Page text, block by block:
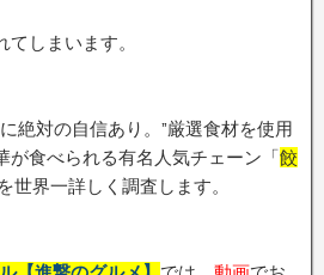
しまいます。
に絶対の自信あり。”厳選食材を使用
が食べられる有名人気チェーン「餃
世界一詳しく調査します。